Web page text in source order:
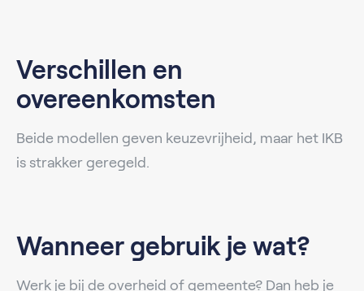
Verschillen en
overeenkomsten
Beide modellen geven keuzevrijheid, maar het IKB
is strakker geregeld.
Wanneer gebruik je wat?
Werk je bij de overheid of gemeente? Dan heb je